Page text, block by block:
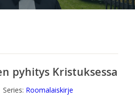
pyhitys Kristuksessa
Series: Roomalaiskirje